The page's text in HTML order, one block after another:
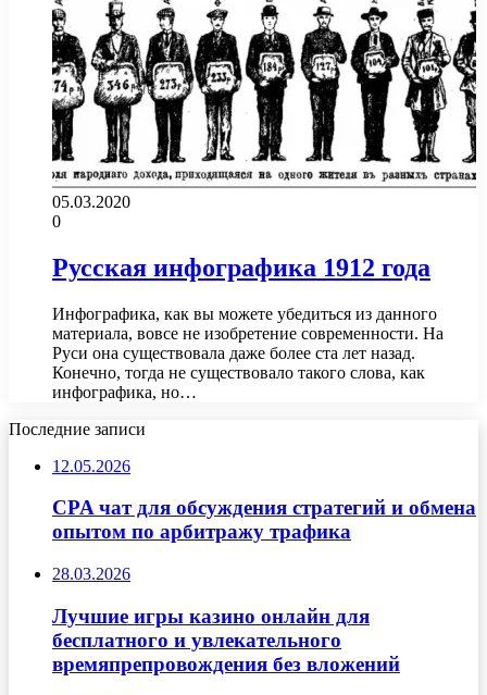
05.03.2020
0
Русская инфографика 1912 года
Инфографика, как вы можете убедиться из данного
материала, вовсе не изобретение современности. На
Руси она существовала даже более ста лет назад.
Конечно, тогда не существовало такого слова, как
инфографика, но…
Последние записи
12.05.2026
CPA чат для обсуждения стратегий и обмена
опытом по арбитражу трафика
28.03.2026
Лучшие игры казино онлайн для
бесплатного и увлекательного
времяпрепровождения без вложений